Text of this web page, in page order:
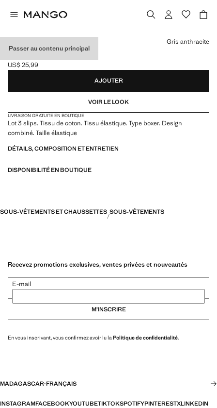
Passer au contenu principal
LOT 3 SLIPS COMBINÉS
Prix actuel [US$ 25,99 ]
US$ 25,99
Choisissez une couleur
Gris anthracite
AJOUTER
VOIR LE LOOK
LIVRAISON GRATUITE EN BOUTIQUE
Lot 3 slips. Tissu de coton. Tissu élastique. Type boxer. Design
combiné. Taille élastique
DÉTAILS, COMPOSITION ET ENTRETIEN
DISPONIBILITÉ EN BOUTIQUE
SOUS-VÊTEMENTS ET CHAUSSETTES SOUS-VÊTEMENTS
Recevez promotions exclusives, ventes privées et nouveautés
E-mail
M’INSCRIRE
En vous inscrivant, vous confirmez avoir lu la Politique de confidentialité.
MADAGASCAR·FRANÇAIS
INSTAGRAMFACEBOOKYOUTUBETIKTOKSPOTIFYPINTERESTXLINKEDIN